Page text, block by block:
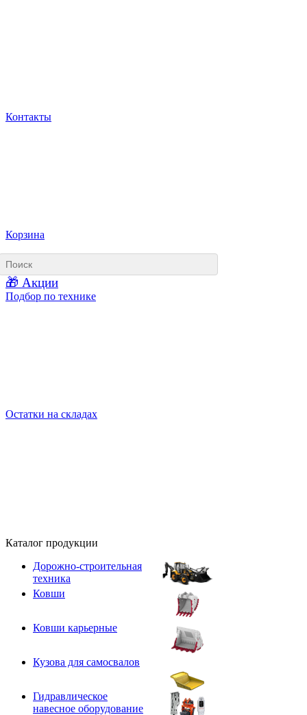
Контакты
Корзина
🎁 Акции
Подбор по технике
Остатки на складах
Каталог продукции
Дорожно-строительная
техника
Ковши
Ковши карьерные
Кузова для самосвалов
Гидравлическое
навесное оборудование